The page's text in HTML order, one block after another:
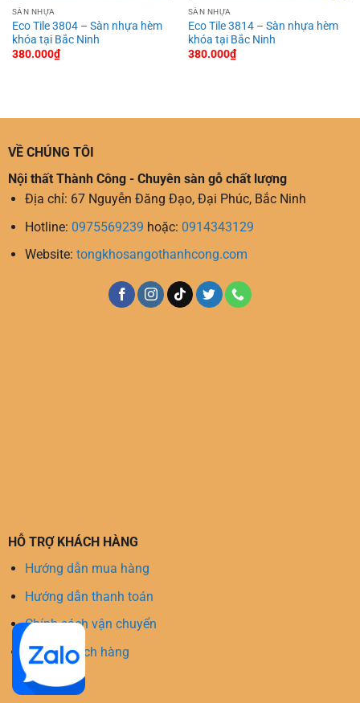
SÀN NHỰA
Eco Tile 3804 – Sàn nhựa hèm
khóa tại Bắc Ninh
380.000₫
SÀN NHỰA
Eco Tile 3814 – Sàn nhựa hèm
khóa tại Bắc Ninh
380.000₫
VỀ CHÚNG TÔI
Nội thất Thành Công - Chuyên sàn gỗ chất lượng
Địa chỉ: 67 Nguyễn Đăng Đạo, Đại Phúc, Bắc Ninh
Hotline: 0975569239 hoặc: 0914343129
Website: tongkhosangothanhcong.com
HỖ TRỢ KHÁCH HÀNG
Hướng dẫn mua hàng
Hướng dẫn thanh toán
Chính sách vận chuyển
Hỗ trợ khách hàng